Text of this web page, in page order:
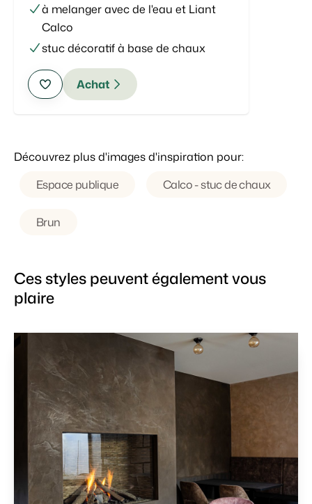
à melanger avec de l'eau et Liant
Calco
stuc décoratif à base de chaux
Achat
Découvrez plus d'images d'inspiration pour:
Espace publique
Calco - stuc de chaux
Brun
Ces styles peuvent également vous
plaire